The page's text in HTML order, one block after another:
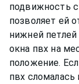
подвижность
позволяет ей
нижней
окна пвх на
положение.
пвх сломалась